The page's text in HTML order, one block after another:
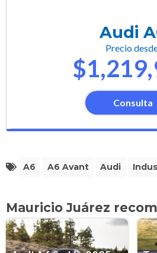
Audi
Precio
Consulta
A6 A6 Avant Audi
Mauricio Juárez